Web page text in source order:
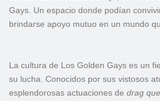
Gays. Un espacio donde podían
brindarse apoyo mutuo en un mundo
La cultura de Los Golden Gays es un
su lucha. Conocidos por sus vistosos
esplendorosas actuaciones de drag